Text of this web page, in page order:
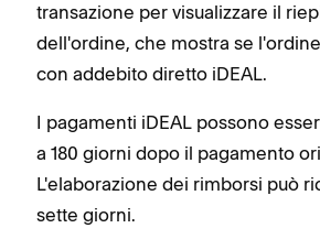
transazione per visualizzare il
dell'ordine, che mostra se
con addebito diretto iDEAL.
I pagamenti iDEAL possono
a 180 giorni dopo il pagamento
L'elaborazione dei rimborsi può
sette giorni.